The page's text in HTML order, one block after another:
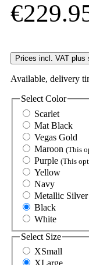
Prices incl. VAT plus
Available, delivery
Select Color
Scarlet
Mat Black
Vegas Gold
Maroon (This
Purple (This
Yellow
Navy
Metallic Silver
Black
White
Select Size
XSmall